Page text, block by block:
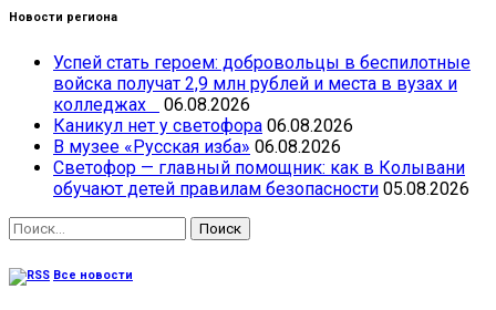
Новости региона
Успей стать героем: добровольцы в беспилотные
войска получат 2,9 млн рублей и места в вузах и
колледжах
06.08.2026
Каникул нет у светофора 06.08.2026
В музее «Русская изба» 06.08.2026
Светофор — главный помощник: как в Колывани
обучают детей правилам безопасности 05.08.2026
Найти:
Все новости